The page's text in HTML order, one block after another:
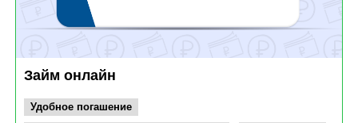
Займ онлайн
Удобное погашение